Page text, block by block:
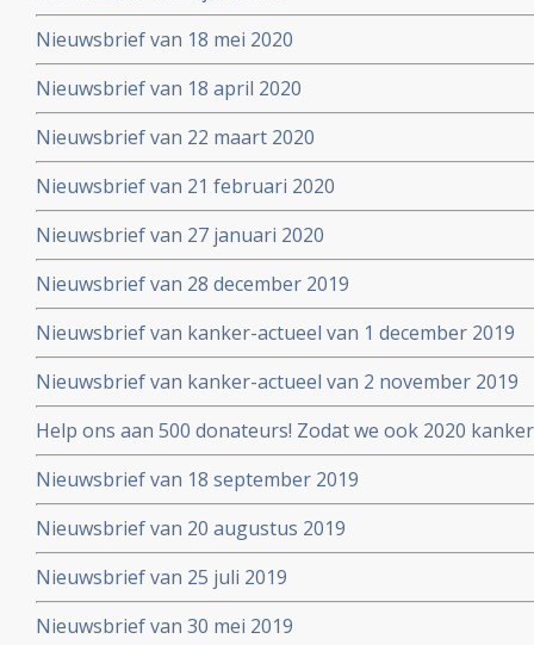
Nieuwsbrief van 18 mei 2020
Nieuwsbrief van 18 april 2020
Nieuwsbrief van 22 maart 2020
Nieuwsbrief van 21 februari 2020
Nieuwsbrief van 27 januari 2020
Nieuwsbrief van 28 december 2019
Nieuwsbrief van kanker-actueel van 1 december 2019
Nieuwsbrief van kanker-actueel van 2 november 2019
Help ons aan 500 donateurs! Zodat we ook 2020
voortzetten
Nieuwsbrief van 18 september 2019
Nieuwsbrief van 20 augustus 2019
Nieuwsbrief van 25 juli 2019
Nieuwsbrief van 30 mei 2019